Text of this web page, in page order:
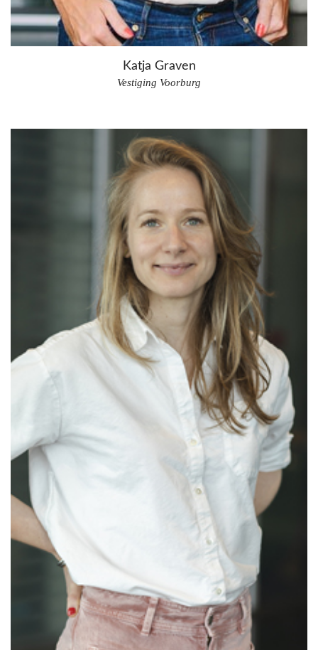
Katja Graven
Vestiging Voorburg